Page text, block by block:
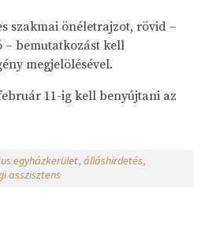
szakmai önéletrajzot, rövid –
– bemutatkozást kell
megjelölésével.
11-ig kell benyújtani az
egyházkerület álláshirdetés
asszisztens